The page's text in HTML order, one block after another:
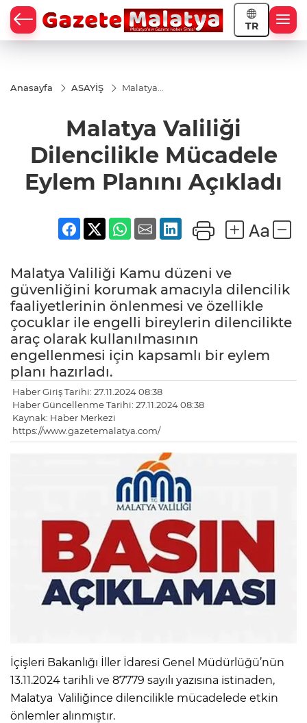
TR
Anasayfa ASAYİŞ
Malatya
Mücadele
Eylem
Planını
Açıkladı
Malatya Valiliği
Dilencilikle Mücadele
Eylem Planını Açıkladı
Malatya Valiliği Kamu düzeni ve
güvenliğini korumak amacıyla dilencilik
faaliyetlerinin önlenmesi ve özellikle
çocuklar ile engelli bireylerin dilencilikte
araç olarak kullanılmasının
engellenmesi için kapsamlı bir eylem
planı hazırladı.
Haber Giriş Tarihi: 27.11.2024 08:38
Haber Güncellenme Tarihi: 27.11.2024 08:38
Kaynak: Haber Merkezi
https://www.gazetemalatya.com/
İçişleri Bakanlığı İller İdaresi Genel Müdürlüğü’nün
13.11.2024 tarihli ve 87779 sayılı yazısına istinaden,
Malatya Valiliğince dilencilikle mücadelede etkin
önlemler alınmıştır.